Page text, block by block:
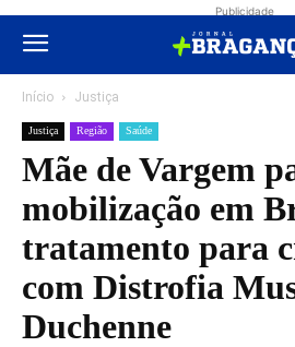
Publicidade
Início Justiça
Justiça Região Saúde
Mãe de Vargem
mobilização em
tratamento para
com Distrofia
Duchenne